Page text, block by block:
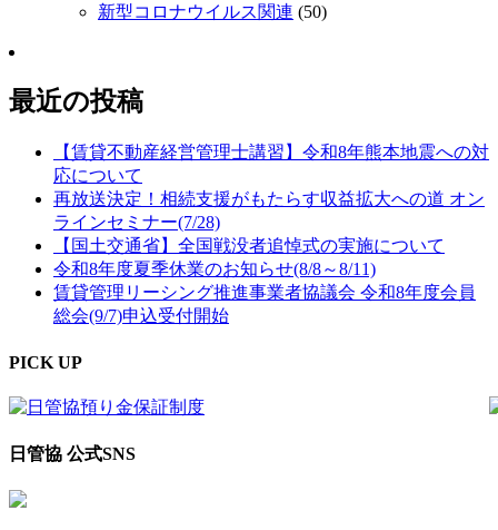
新型コロナウイルス関連 (50)
最近の投稿
【賃貸不動産経営管理士講習】令和8年熊本地震への対
応について
再放送決定！相続支援がもたらす収益拡大への道 オン
ラインセミナー(7/28)
【国土交通省】全国戦没者追悼式の実施について
令和8年度夏季休業のお知らせ(8/8～8/11)
賃貸管理リーシング推進事業者協議会 令和8年度会員
総会(9/7)申込受付開始
PICK UP
日管協 公式SNS